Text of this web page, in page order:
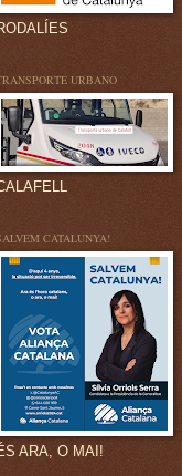
URBANO
CATALUNYA!
ARA, O MAI!